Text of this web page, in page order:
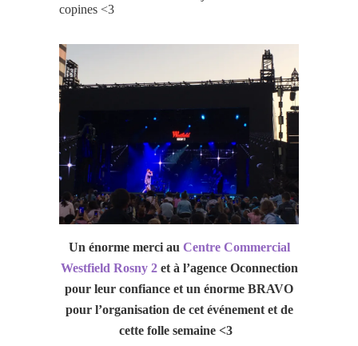
copines <3
Un énorme merci au Centre Commercial
Westfield Rosny 2 et à l’agence Oconnection
pour leur confiance et un énorme BRAVO
pour l’organisation de cet événement et de
cette folle semaine <3